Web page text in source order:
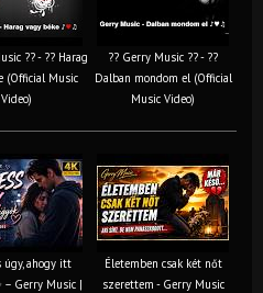
?? - ?? Harag
(Official Music
Video)
?? Gerry Music ?? - ??
Dalban mondom el (Official
Music Video)
úgy, ahogy itt
– Gerry Music |
Életemben csak két nőt
szerettem - Gerry Music